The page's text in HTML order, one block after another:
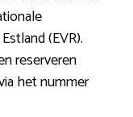
(EVR).
reserveren
het nummer